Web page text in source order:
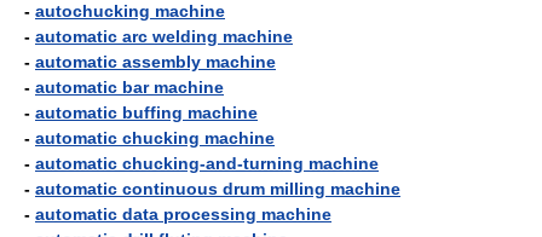
- autochucking machine
- automatic arc welding machine
- automatic assembly machine
- automatic bar machine
- automatic buffing machine
- automatic chucking machine
- automatic chucking-and-turning machine
- automatic continuous drum milling machine
- automatic data processing machine